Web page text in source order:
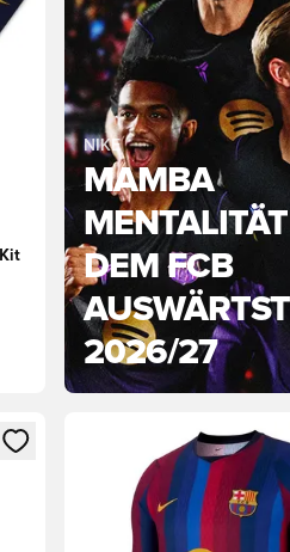
NIKE
MAMBA
DEM FCB
2026/27
oder Registrieren als Mitglied
Öffnet ein neues